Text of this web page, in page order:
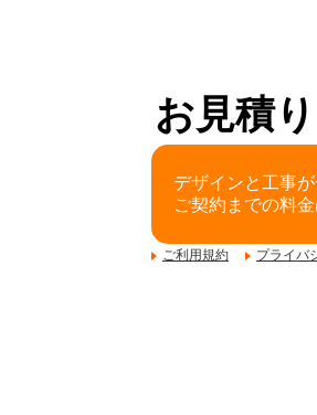
お見積
デザインと工事
ご契約までの料金
ご利用規約 プライバ